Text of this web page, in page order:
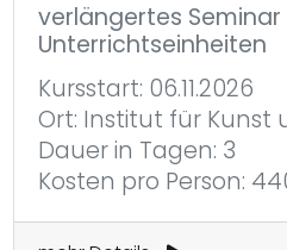
verlängertes Seminar
Unterrichtseinheiten
Kursstart: 06.11.2026
Ort: Institut für Kunst
Dauer in Tagen: 3
Kosten pro Person: